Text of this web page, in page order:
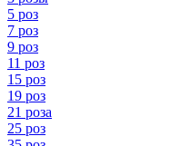
5 роз
7 роз
9 роз
11 роз
15 роз
19 роз
21 роза
25 роз